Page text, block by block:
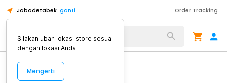
Jabodetabek ganti Order Tracking
Alat Kopi
Silakan ubah lokasi store sesuai
dengan lokasi Anda.
Mengerti